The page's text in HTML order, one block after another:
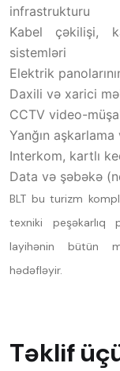
infrastrukturu
Kabel çəkilişi,
sistemləri
Elektrik
Daxili və xarici
CCTV video-
Yanğın
Interkom, kartlı
Data və şəbəkə
BLT bu turizm
texniki peşəkarlıq
layihənin bütün
hədəfləyir.
Təklif